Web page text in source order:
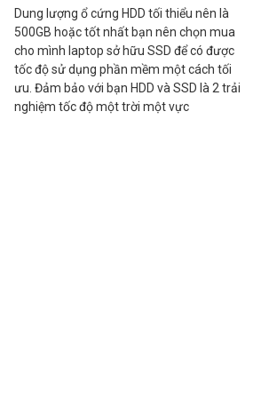
Dung lượng ổ cứng HDD tối thiểu nên là
500GB hoặc tốt nhất bạn nên chọn mua
cho mình laptop sở hữu SSD để có được
tốc độ sử dụng phần mềm một cách tối
ưu. Đảm bảo với bạn HDD và SSD là 2 trải
nghiệm tốc độ một trời một vực